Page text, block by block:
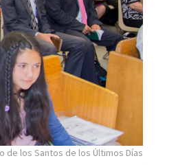
de los Santos de los Últimos Días